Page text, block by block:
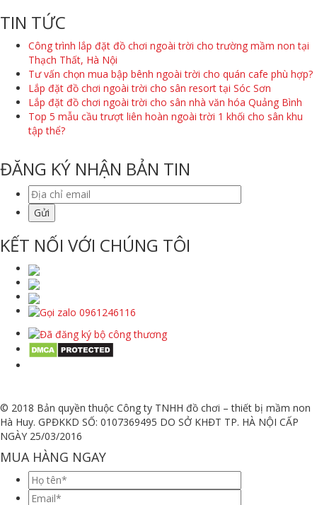
TIN TỨC
Công trình lắp đặt đồ chơi ngoài trời cho trường mầm non tại
Thạch Thất, Hà Nội
Tư vấn chọn mua bập bênh ngoài trời cho quán cafe phù hợp?
Lắp đặt đồ chơi ngoài trời cho sân resort tại Sóc Sơn
Lắp đặt đồ chơi ngoài trời cho sân nhà văn hóa Quảng Bình
Top 5 mẫu cầu trượt liên hoàn ngoài trời 1 khối cho sân khu
tập thể?
ĐĂNG KÝ NHẬN BẢN TIN
KẾT NỐI VỚI CHÚNG TÔI
© 2018 Bản quyền thuộc Công ty TNHH đồ chơi – thiết bị mầm non
Hà Huy. GPĐKKD SỐ: 0107369495 DO SỞ KHĐT TP. HÀ NỘI CẤP
NGÀY 25/03/2016
MUA HÀNG NGAY